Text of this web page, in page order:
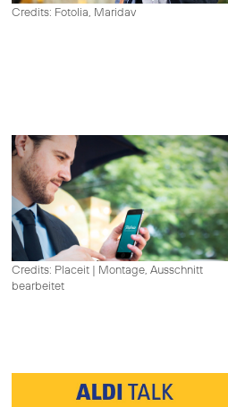
Credits: Fotolia, Maridav
Credits: Placeit | Montage, Ausschnitt
bearbeitet